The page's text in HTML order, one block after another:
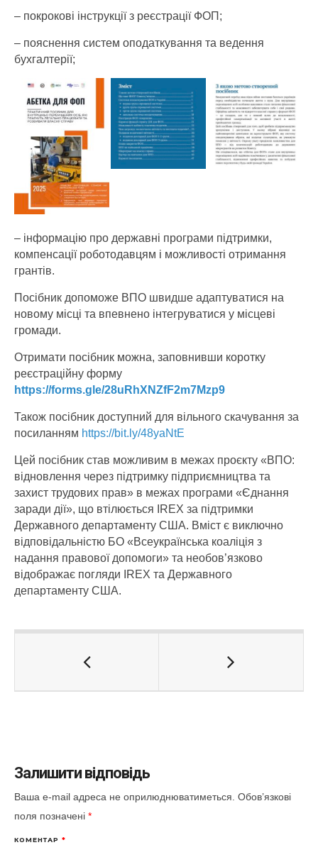
– покрокові інструкції з реєстрації ФОП;
– пояснення систем оподаткування та ведення
бухгалтерії;
– інформацію про державні програми підтримки,
компенсації роботодавцям і можливості отримання
грантів.
Посібник допоможе ВПО швидше адаптуватися на
новому місці та впевнено інтегруватися у місцеві
громади.
Отримати посібник можна, заповнивши коротку
реєстраційну форму
https://forms.gle/28uRhXNZfF2m7Mzp9
Також посібник доступний для вільного скачування за
посиланням https://bit.ly/48yaNtE
Цей посібник став можливим в межах проєкту «ВПО:
відновлення через підтримку підприємництва та
захист трудових прав» в межах програми «Єднання
заради дії», що втілюється IREX за підтримки
Державного департаменту США. Вміст є виключно
відповідальністю БО «Всеукраїнська коаліція з
надання правової допомоги» та необов’язково
відображає погляди IREX та Державного
департаменту США.
Залишити відповідь
Ваша e-mail адреса не оприлюднюватиметься. Обов’язкові
поля позначені *
КОМЕНТАР *